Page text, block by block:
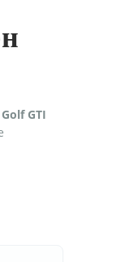
GTI